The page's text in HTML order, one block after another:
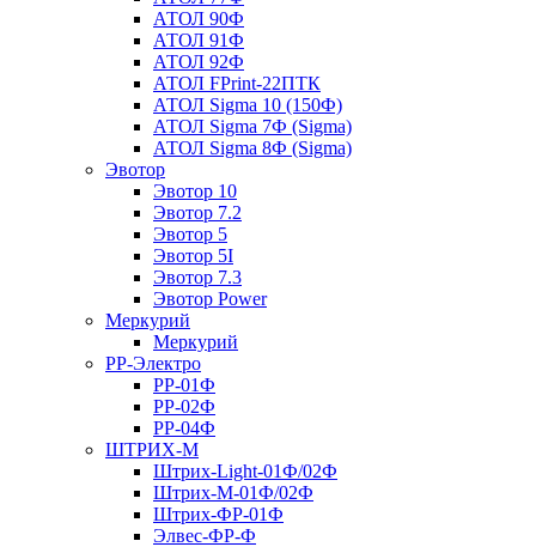
АТОЛ 90Ф
АТОЛ 91Ф
АТОЛ 92Ф
АТОЛ FPrint-22ПТК
АТОЛ Sigma 10 (150Ф)
АТОЛ Sigma 7Ф (Sigma)
АТОЛ Sigma 8Ф (Sigma)
Эвотор
Эвотор 10
Эвотор 7.2
Эвотор 5
Эвотор 5I
Эвотор 7.3
Эвотор Power
Меркурий
Меркурий
РР-Электро
РР-01Ф
РР-02Ф
РР-04Ф
ШТРИХ-М
Штрих-Light-01Ф/02Ф
Штрих-М-01Ф/02Ф
Штрих-ФР-01Ф
Элвес-ФР-Ф